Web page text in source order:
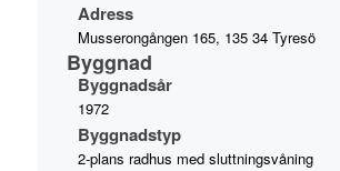
Adress
Musserongången 165, 135 34 Tyresö
Byggnad
Byggnadsår
1972
Byggnadstyp
2-plans radhus med sluttningsvåning